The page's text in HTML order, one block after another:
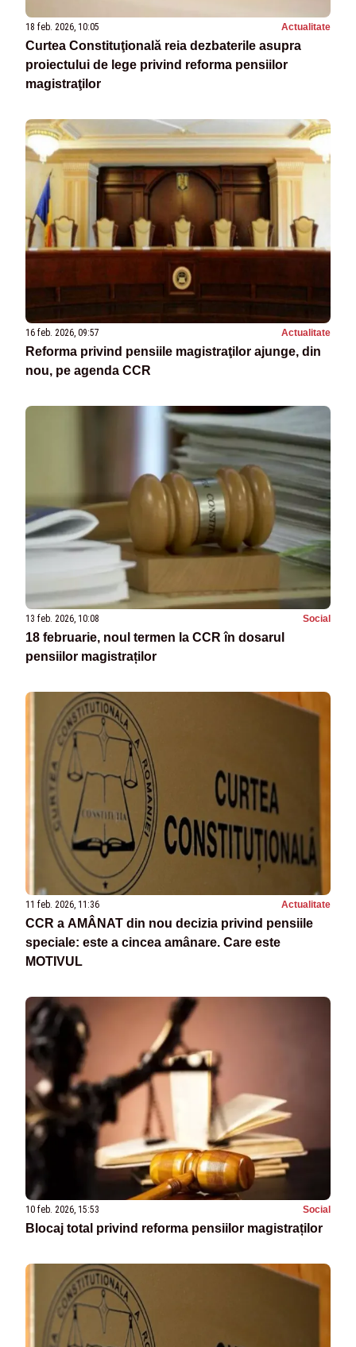
18 feb. 2026, 10:05 Actualitate
Curtea Constituţională reia dezbaterile asupra
proiectului de lege privind reforma pensiilor
magistraţilor
16 feb. 2026, 09:57 Actualitate
Reforma privind pensiile magistraţilor ajunge, din
nou, pe agenda CCR
13 feb. 2026, 10:08 Social
18 februarie, noul termen la CCR în dosarul
pensiilor magistraților
11 feb. 2026, 11:36 Actualitate
CCR a AMÂNAT din nou decizia privind pensiile
speciale: este a cincea amânare. Care este
MOTIVUL
10 feb. 2026, 15:53 Social
Blocaj total privind reforma pensiilor magistraților